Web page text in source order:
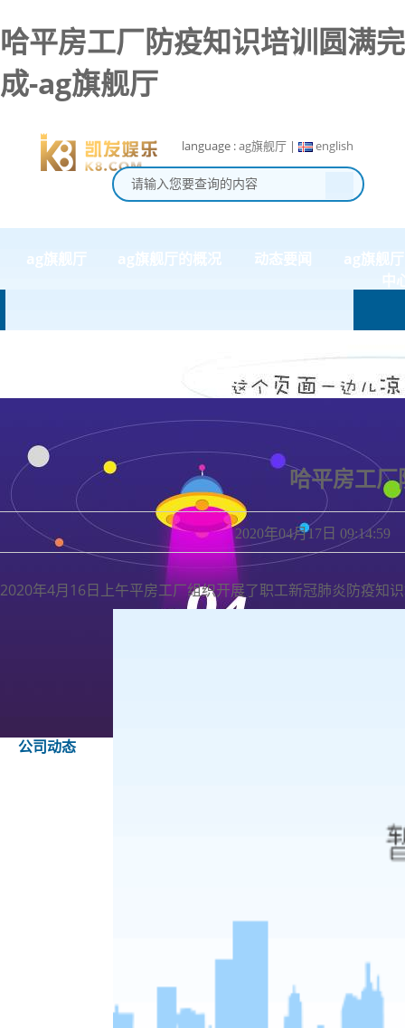
哈平房工厂防疫知识培训圆满完
成-ag旗舰厅
language :ag旗舰厅 | english
ag旗舰厅 ag旗舰厅的概况 动态要闻
ag旗舰
中
公司动态
哈平房工
2020年04月17日
2020年4月16日上午平房工厂组织开展了职工新冠肺炎防疫知